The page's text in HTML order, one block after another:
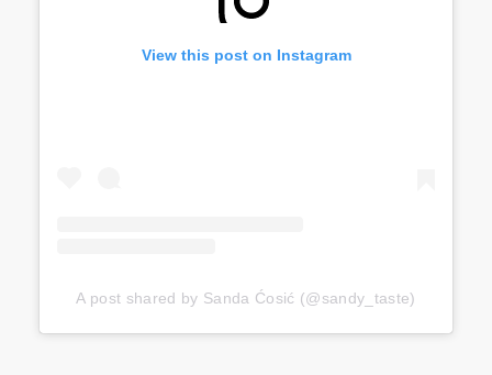
View this post on Instagram
A post shared by Sanda Ćosić (@sandy_taste)